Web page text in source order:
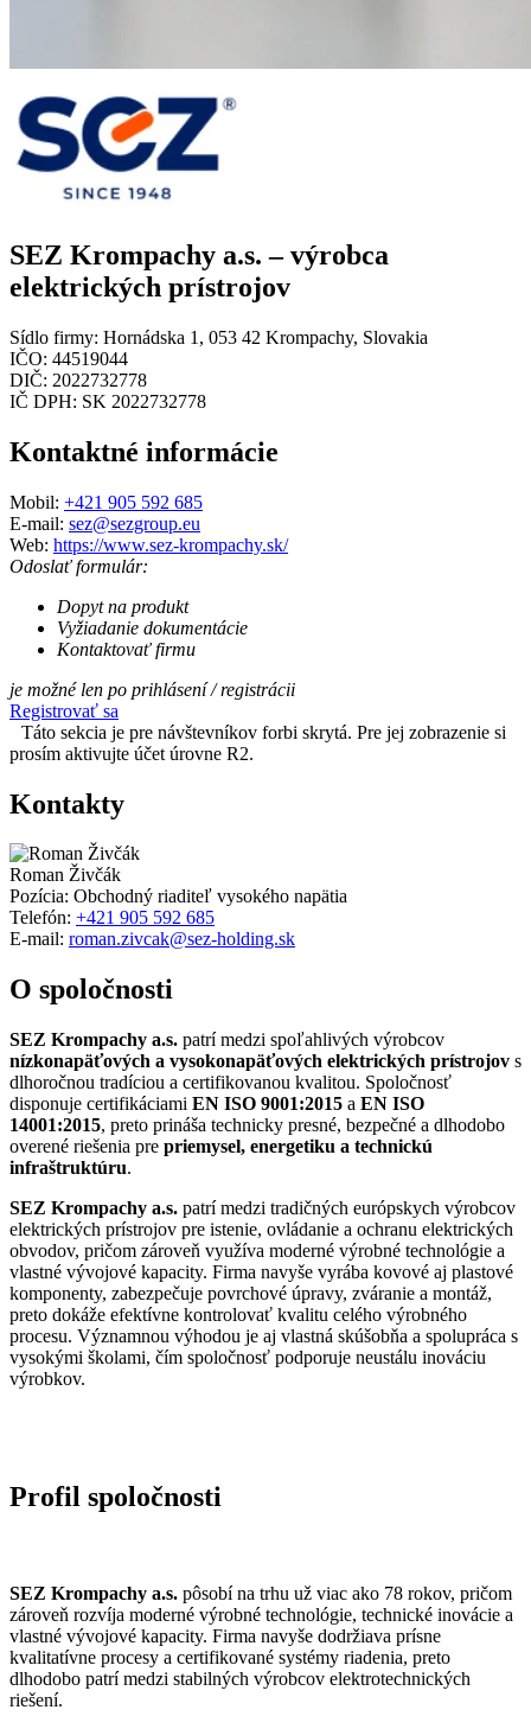
SEZ Krompachy a.s. – výrobca
elektrických prístrojov
Sídlo firmy: Hornádska 1, 053 42 Krompachy, Slovakia
IČO: 44519044
DIČ: 2022732778
IČ DPH: SK 2022732778
Kontaktné informácie
Mobil: +421 905 592 685
E-mail: sez@sezgroup.eu
Web: https://www.sez-krompachy.sk/
Odoslať formulár:
Dopyt na produkt
Vyžiadanie dokumentácie
Kontaktovať firmu
je možné len po prihlásení / registrácii
Registrovať sa
Táto sekcia je pre návštevníkov forbi skrytá. Pre jej zobrazenie si
prosím aktivujte účet úrovne R2.
Kontakty
Roman Živčák
Pozícia: Obchodný riaditeľ vysokého napätia
Telefón: +421 905 592 685
E-mail: roman.zivcak@sez-holding.sk
O spoločnosti
SEZ Krompachy a.s. patrí medzi spoľahlivých výrobcov
nízkonapäťových a vysokonapäťových elektrických prístrojov s
dlhoročnou tradíciou a certifikovanou kvalitou. Spoločnosť
disponuje certifikáciami EN ISO 9001:2015 a EN ISO
14001:2015, preto prináša technicky presné, bezpečné a dlhodobo
overené riešenia pre priemysel, energetiku a technickú
infraštruktúru.
SEZ Krompachy a.s. patrí medzi tradičných európskych výrobcov
elektrických prístrojov pre istenie, ovládanie a ochranu elektrických
obvodov, pričom zároveň využíva moderné výrobné technológie a
vlastné vývojové kapacity. Firma navyše vyrába kovové aj plastové
komponenty, zabezpečuje povrchové úpravy, zváranie a montáž,
preto dokáže efektívne kontrolovať kvalitu celého výrobného
procesu. Významnou výhodou je aj vlastná skúšobňa a spolupráca s
vysokými školami, čím spoločnosť podporuje neustálu inováciu
výrobkov.
Profil spoločnosti
SEZ Krompachy a.s. pôsobí na trhu už viac ako 78 rokov, pričom
zároveň rozvíja moderné výrobné technológie, technické inovácie a
vlastné vývojové kapacity. Firma navyše dodržiava prísne
kvalitatívne procesy a certifikované systémy riadenia, preto
dlhodobo patrí medzi stabilných výrobcov elektrotechnických
riešení.